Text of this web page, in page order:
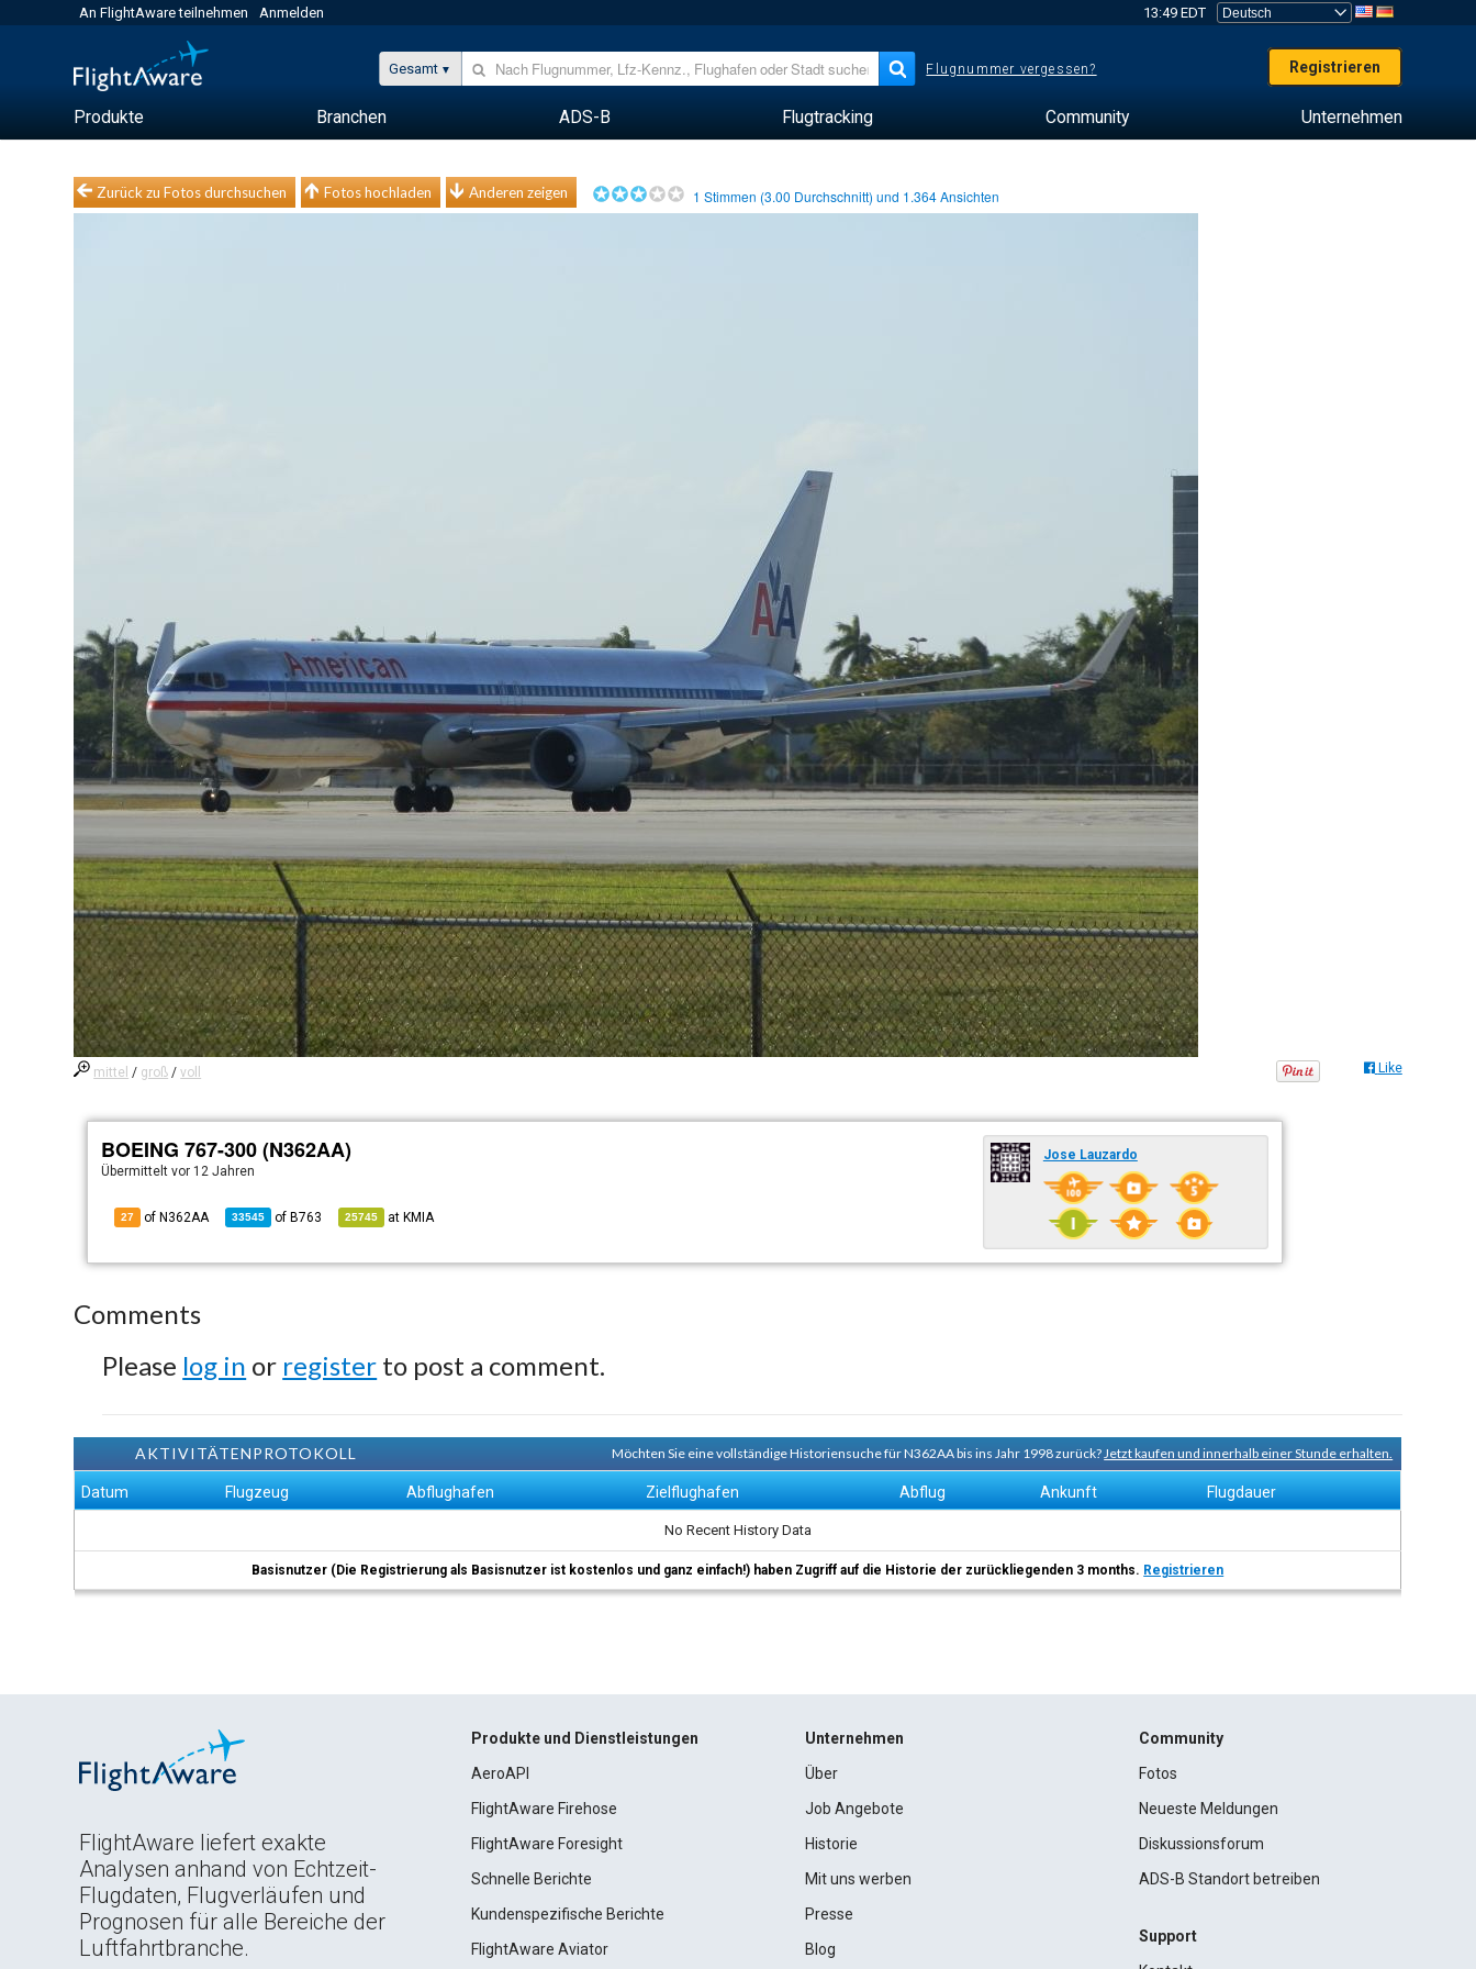
An FlightAware teilnehmen Anmelden 13:49 EDT
Gesamt Flugnummer vergessen? Registrieren
Produkte Branchen ADS-B Flugtracking Community Unternehmen
Zurück zu Fotos durchsuchen Fotos hochladen Anderen zeigen 1 Stimmen (3.00 Durchschnitt) und 1.364Ansichten
mittel / groß /voll Like
BOEING 767-300 (N362AA)
Übermitteltvor 12 Jahren
27 of N362AA 33545 of B763 25745 at KMIA
Jose Lauzardo
Comments
Please log in or register to post a comment.
AKTIVITÄTENPROTOKOLL Möchten Sie eine vollständige Historiensuche für N362AA bis ins Jahr 1998 zurück?Jetzt kaufen und innerhalb einer Stunde erhalten.
Datum Flugzeug Abflughafen Zielflughafen Abflug Ankunft Flugdauer
No Recent History Data
Basisnutzer (Die Registrierung als Basisnutzer ist kostenlos und ganz einfach!) haben Zugriff auf die Historie der zurückliegenden 3 months. Registrieren
FlightAware liefert exakte
Analysen anhand von Echtzeit-
Flugdaten, Flugverläufen und
Prognosen für alle Bereiche der
Luftfahrtbranche.
Produkte und Dienstleistungen
AeroAPI
FlightAware Firehose
FlightAware Foresight
Schnelle Berichte
Kundenspezifische Berichte
FlightAware Aviator
Unternehmen
Über
Job Angebote
Historie
Mit uns werben
Presse
Blog
Community
Fotos
Neueste Meldungen
Diskussionsforum
ADS-B Standort betreiben
Support